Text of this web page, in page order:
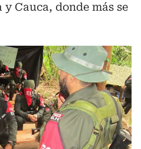
Cauca, donde más se